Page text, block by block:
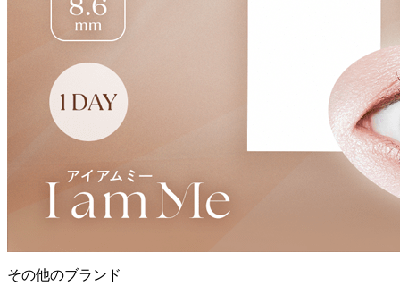
その他のブランド